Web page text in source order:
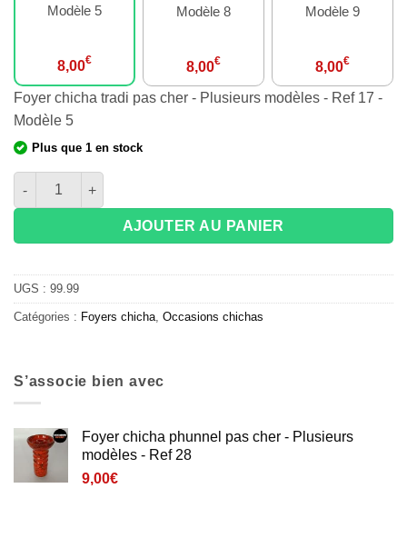
Modèle 5
8,00€
Modèle 8
8,00€
Modèle 9
8,00€
Foyer chicha tradi pas cher - Plusieurs modèles - Ref 17 -
Modèle 5
Plus que 1 en stock
quantité de Foyer chicha tradi pas cher - Plusieurs modèles -
AJOUTER AU PANIER
UGS : 99.99
Catégories : Foyers chicha, Occasions chichas
S’associe bien avec
Foyer chicha phunnel pas cher - Plusieurs
modèles - Ref 28
9,00€